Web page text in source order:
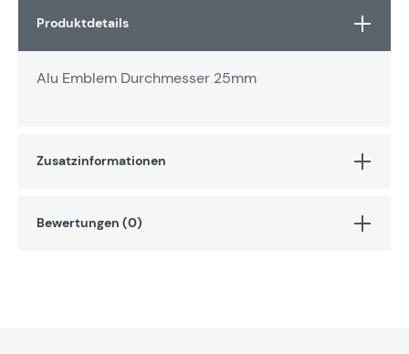
Produktdetails
Alu Emblem Durchmesser 25mm
Zusatzinformationen
Bewertungen (0)